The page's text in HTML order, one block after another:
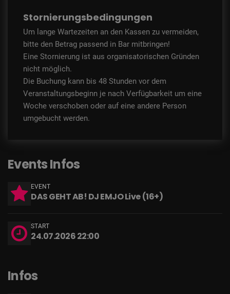
Stornierungsbedingungen
Um lange Wartezeiten an den Kassen zu vermeiden,
bitte den Betrag passend in Bar mitbringen!
Eine Stornierung ist aus organisatorischen Gründen
nicht möglich.
Die Buchung kann bis 48 Stunden vor dem
Veranstaltungsbeginn je nach Verfügbarkeit um eine
Woche verschoben oder auf eine andere Person
umgebucht werden.
Events Infos
EVENT
DAS GEHT AB! DJ EMJO Live (16+)
START
24.07.2026 22:00
Infos